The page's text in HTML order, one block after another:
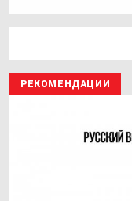
РЕКОМЕНДАЦИИ